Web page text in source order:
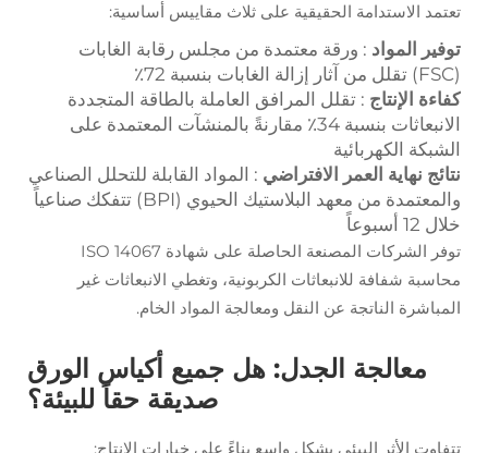
تعتمد الاستدامة الحقيقية على ثلاث مقاييس أساسية:
توفير المواد : ورقة معتمدة من مجلس رقابة الغابات
(FSC) تقلل من آثار إزالة الغابات بنسبة 72٪
كفاءة الإنتاج : تقلل المرافق العاملة بالطاقة المتجددة
الانبعاثات بنسبة 34٪ مقارنةً بالمنشآت المعتمدة على
الشبكة الكهربائية
نتائج نهاية العمر الافتراضي : المواد القابلة للتحلل الصناعي
والمعتمدة من معهد البلاستيك الحيوي (BPI) تتفكك صناعياً
خلال 12 أسبوعاً
توفر الشركات المصنعة الحاصلة على شهادة ISO 14067
محاسبة شفافة للانبعاثات الكربونية، وتغطي الانبعاثات غير
المباشرة الناتجة عن النقل ومعالجة المواد الخام.
معالجة الجدل: هل جميع أكياس الورق
صديقة حقاً للبيئة؟
تتفاوت الأثر البيئي بشكل واسع بناءً على خيارات الإنتاج: